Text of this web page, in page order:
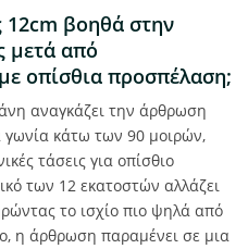
βοηθά στην
μετά από
οπίσθια προσπέλαση;
αναγκάζει την άρθρωση
γωνία κάτω των 90 μοιρών,
τάσεις για οπίσθιο
των 12 εκατοστών αλλάζει
το ισχίο πιο ψηλά από
η άρθρωση παραμένει σε μια